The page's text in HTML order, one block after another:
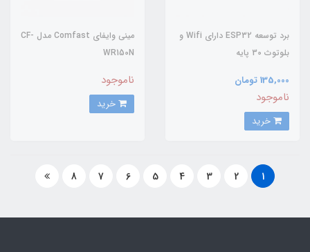
برد توسعه ESP32 دارای Wifi و
بلوتوث 30 پایه
135,000 تومان
ناموجود
مینی وایفای Comfast مدل CF-
WR150N
ناموجود
1
2
3
4
5
6
7
8